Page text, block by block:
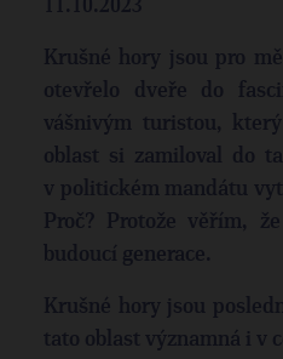
11.10.2023
Krušné hory jsou pro
otevřelo dveře do
vášnivým turistou,
oblast si zamiloval do
v politickém mandátu
Proč? Protože věřím,
budoucí generace.
Krušné hory jsou
tato oblast významná i v